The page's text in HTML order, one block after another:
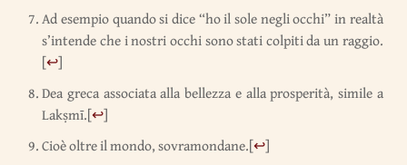
Ad esempio quando si dice “ho il sole negli occhi” in realtà
s’intende che i nostri occhi sono stati colpiti da un raggio.
[↩]
Dea greca associata alla bellezza e alla prosperità, simile a
Lakṣmī.[↩]
Cioè oltre il mondo, sovramondane.[↩]